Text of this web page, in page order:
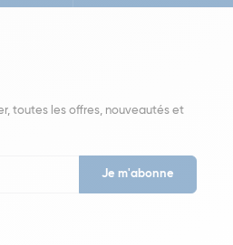
toutes les offres, nouveautés et